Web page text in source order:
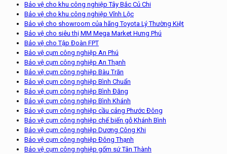
Bảo vệ cho khu công nghiệp Tây Bắc Củ Chi
Bảo vệ cho khu công nghiệp Vĩnh Lộc
Bảo vệ cho showroom của hãng Toyota Lý Thường Kiệt
Bảo vệ cho siêu thị MM Mega Market Hưng Phú
Bảo vệ cho Tập Đoàn FPT
Bảo vệ cụm công nghiệp An Phú
Bảo vệ cụm công nghiệp An Thạnh
Bảo vệ cụm công nghiệp Bàu Trăn
Bảo vệ cụm công nghiệp Bình Chuẩn
Bảo vệ cụm công nghiệp Bình Đăng
Bảo vệ cụm công nghiệp Bình Khánh
Bảo vệ cụm công nghiệp cầu cảng Phước Đông
Bảo vệ cụm công nghiệp chế biến gỗ Khánh Bình
Bảo vệ cụm công nghiệp Dương Công Khi
Bảo vệ cụm công nghiệp Đông Thạnh
Bảo vệ cụm công nghiệp gốm sứ Tân Thành